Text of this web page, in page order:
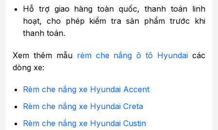
Hỗ trợ giao hàng toàn quốc, thanh toán linh
hoạt, cho phép kiểm tra sản phẩm trước khi
thanh toán.
Xem thêm mẫu rèm che nắng ô tô Hyundai các
dòng xe:
Rèm che nắng xe Hyundai Accent
Rèm che nắng xe Hyundai Creta
Rèm che nắng xe Hyundai Custin